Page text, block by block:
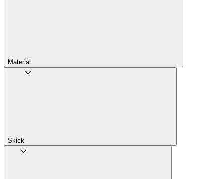
Material
Skick